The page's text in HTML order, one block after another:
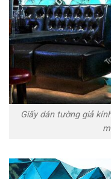
Giấy dán tường giả